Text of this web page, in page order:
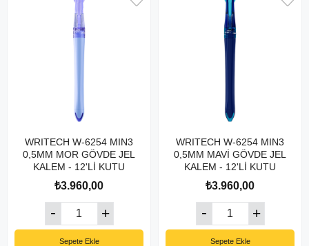
WRITECH W-6254 MIN3
0,5MM MOR GÖVDE JEL
KALEM - 12'Lİ KUTU
₺3.960,00
Sepete Ekle
WRITECH W-6254 MIN3
0,5MM MAVİ GÖVDE JEL
KALEM - 12'Lİ KUTU
₺3.960,00
Sepete Ekle